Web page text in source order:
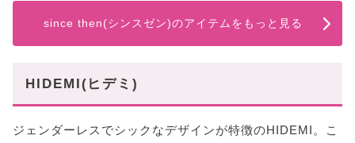
since then(シンスゼン)のアイテムをもっと見る
HIDEMI(ヒデミ)
ジェンダーレスでシックなデザインが特徴のHIDEMI。こ